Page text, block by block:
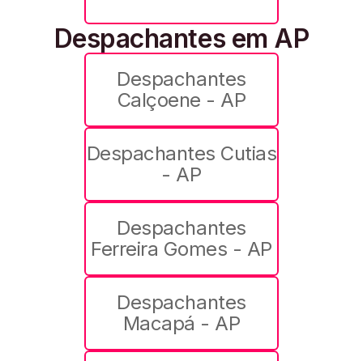
Despachantes em AP
Despachantes
Calçoene - AP
Despachantes Cutias
- AP
Despachantes
Ferreira Gomes - AP
Despachantes
Macapá - AP